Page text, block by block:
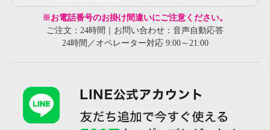
※お電話番号のお掛け間違いにご注意ください。
ご注文：24時間｜お問い合わせ：音声自動応答
24時間／オペレーター対応 9:00～21:00